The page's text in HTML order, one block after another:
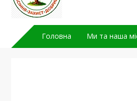
Головна Ми та наша